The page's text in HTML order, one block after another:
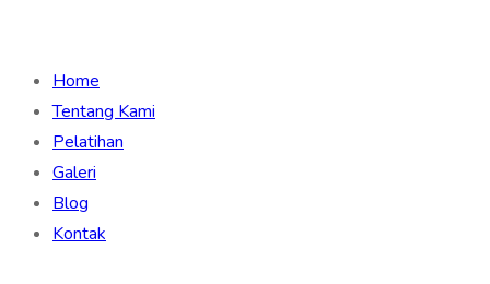
Home
Tentang Kami
Pelatihan
Galeri
Blog
Kontak